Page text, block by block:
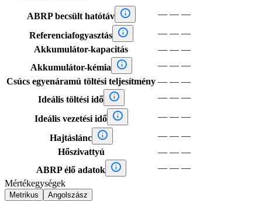
ABRP becsült hatótáv  — — —
Referenciafogyasztás  — — —
Akkumulátor-kapacitás
— — —
Akkumulátor-kémia
 — — —
Csúcs egyenáramú töltési teljesítmény — — —
Ideális töltési idő
 — — —
Ideális vezetési idő  — — —
Hajtáslánc  — — —
Hőszivattyú
— — —
ABRP élő adatok
 — — —
Mértékegységek
Metrikus Angolszász